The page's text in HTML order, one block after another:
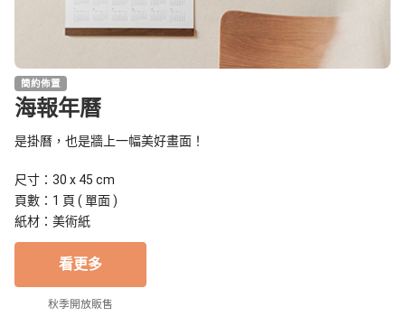
簡約佈置
海報年曆
是掛曆，也是牆上一幅美好畫面！
尺寸：30 x 45 cm
頁數：1 頁 ( 單面 )
紙材：美術紙
看更多
秋季開放販售